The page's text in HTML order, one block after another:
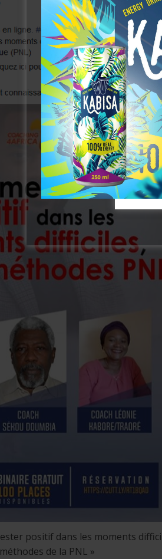
positif dans les moments
de la PNL »